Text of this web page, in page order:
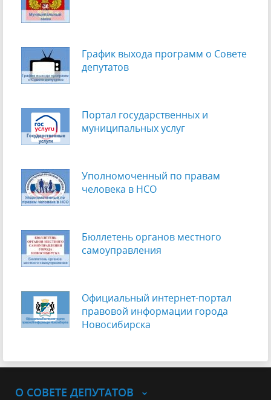
График выхода программ о Cовете
депутатов
Портал государственных и
муниципальных услуг
Уполномоченный по правам
человека в НСО
Бюллетень органов местного
самоуправления
Официальный интернет-портал
правовой информации города
Новосибирска
О СОВЕТЕ ДЕПУТАТОВ